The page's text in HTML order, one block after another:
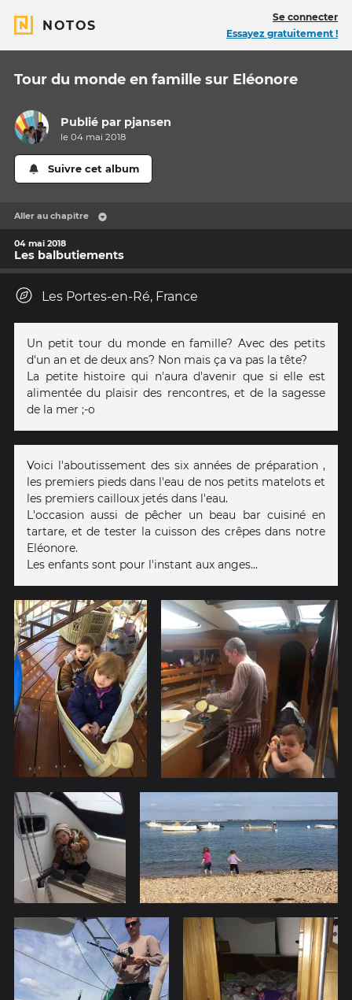
NOTOS
Se connecter
Essayez gratuitement !
Tour du monde en famille sur Eléonore
Publié par pjansen
le 04 mai 2018
Suivre cet album
Aller au chapitre
04 mai 2018
Les balbutiements
Les Portes-en-Ré, France
Un petit tour du monde en famille? Avec des petits
d'un an et de deux ans? Non mais ça va pas la tête?
La petite histoire qui n'aura d'avenir que si elle est
alimentée du plaisir des rencontres, et de la sagesse
de la mer ;-o
Voici l'aboutissement des six années de préparation ,
les premiers pieds dans l'eau de nos petits matelots et
les premiers cailloux jetés dans l'eau.
L'occasion aussi de pêcher un beau bar cuisiné en
tartare, et de tester la cuisson des crêpes dans notre
Eléonore.
Les enfants sont pour l'instant aux anges...